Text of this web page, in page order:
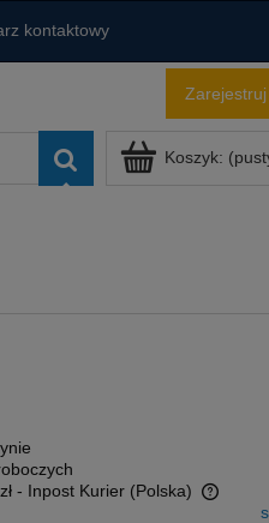
kontaktowy
Zarejestruj
Koszyk:
- Inpost Kurier (Polska)